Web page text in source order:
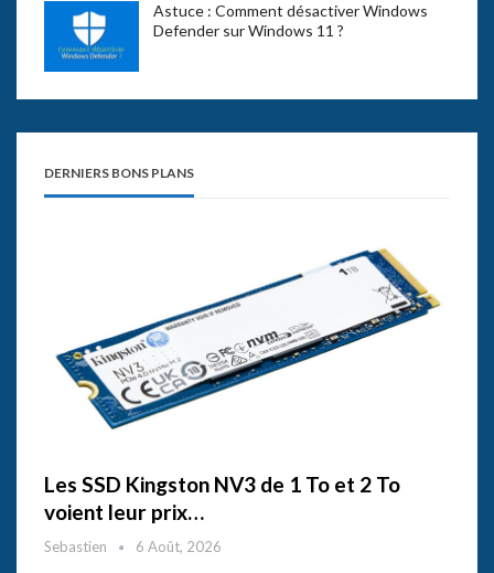
Astuce : Comment désactiver Windows
Defender sur Windows 11 ?
DERNIERS BONS PLANS
Les SSD Kingston NV3 de 1 To et 2 To
voient leur prix…
Sebastien 6 Août, 2026